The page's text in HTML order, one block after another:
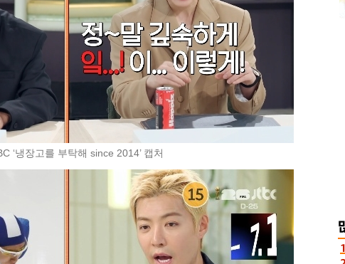
‘냉장고를 부탁해 since 2014’ 캡처